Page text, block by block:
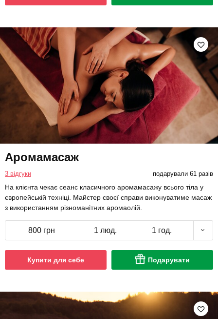
Аромамасаж
3 відгуки подарували 61 разів
На клієнта чекає сеанс класичного аромамасажу всього тіла у
європейській техніці. Майстер своєї справи виконуватиме масаж
з використанням різноманітних аромаолій.
800 грн 1 люд. 1 год.
Купити для себе Подарувати